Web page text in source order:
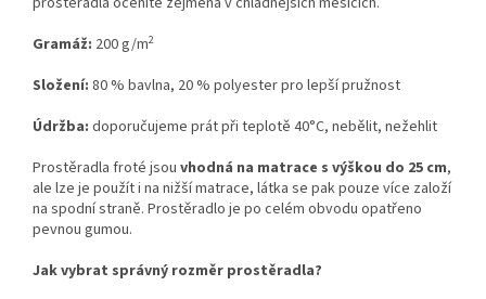
Gramáž: 200 g/m2
Složení: 80 % bavlna, 20 % polyester pro lepší pružnost
Údržba: doporučujeme prát při teplotě 40°C, nebělit, nežehlit
Prostěradla froté jsou vhodná na matrace s výškou do 25 cm,
ale lze je použít i na nižší matrace, látka se pak pouze více založí
na spodní straně. Prostěradlo je po celém obvodu opatřeno
pevnou gumou.
Jak vybrat správný rozměr prostěradla?